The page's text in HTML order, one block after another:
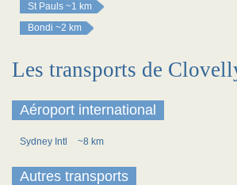
St Pauls ~1 km
Bondi ~2 km
Les transports de
Aéroport international
Sydney Intl ~8 km
Autres transports